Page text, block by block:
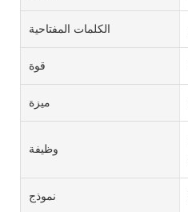
الكلمات المفتاحية
قوة
ميزة
وظيفة
نموذج